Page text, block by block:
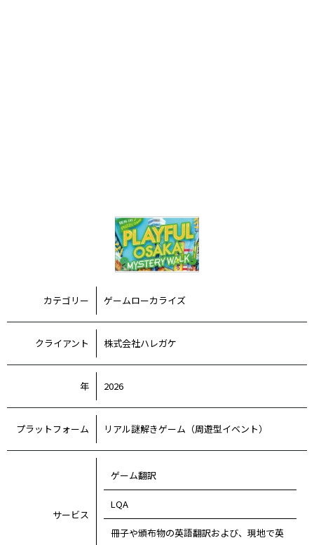
カテゴリー ゲームローカライズ
クライアント 株式会社ハレガケ
年 2026
プラットフォーム リアル謎解きゲーム（周遊型イベント）
サービス
ゲーム翻訳
LQA
冊子や頒布物の英語翻訳および、現地で英